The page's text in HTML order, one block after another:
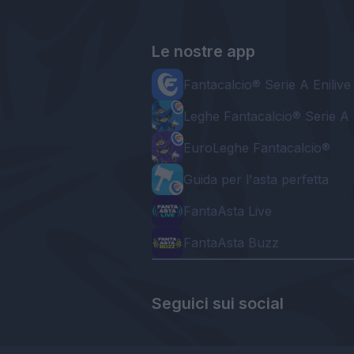
Le nostre app
Fantacalcio® Serie A Enilive
Leghe Fantacalcio® Serie A
EuroLeghe Fantacalcio®
Guida per l'asta perfetta
FantaAsta Live
FantaAsta Buzz
Seguici sui social